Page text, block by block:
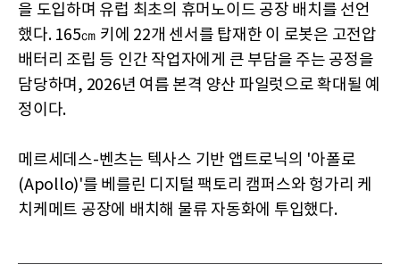
을 도입하며 유럽 최초의 휴머노이드 공장 배치를 선언
했다. 165㎝ 키에 22개 센서를 탑재한 이 로봇은 고전압
배터리 조립 등 인간 작업자에게 큰 부담을 주는 공정을
담당하며, 2026년 여름 본격 양산 파일럿으로 확대될 예
정이다.
메르세데스-벤츠는 텍사스 기반 앱트로닉의 '아폴로
(Apollo)'를 베를린 디지털 팩토리 캠퍼스와 헝가리 케
치케메트 공장에 배치해 물류 자동화에 투입했다.